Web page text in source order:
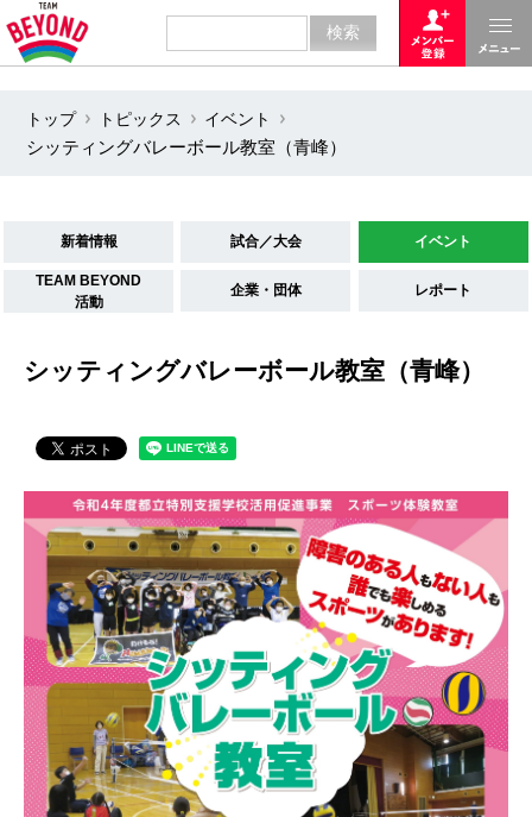
トップ トピックス
イベント
シッティングバレーボール教室（青峰）
新着情報 試合／大会 イベント
TEAM BEYOND
活動
企業・団体 レポート
シッティングバレーボール教室（青峰）